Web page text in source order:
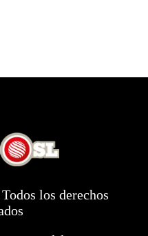
los derechos